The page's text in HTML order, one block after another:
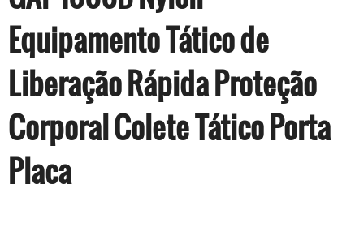
Equipamento Tático de
Liberação Rápida Proteção
Corporal Colete Tático Porta
Placa